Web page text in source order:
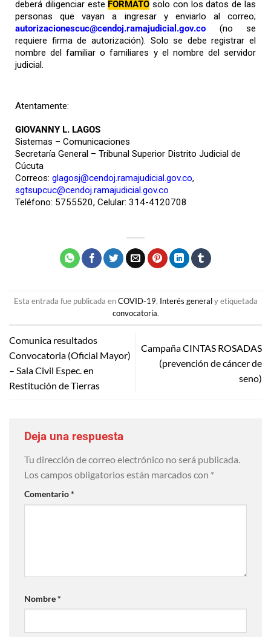
deberá diligenciar este FORMATO solo con los datos de las
personas que vayan a ingresar y enviarlo al correo;
autorizacionescuc@cendoj.ramajudicial.gov.co (no se
requiere firma de autorización). Solo se debe registrar el
nombre del familiar o familiares y el nombre del servidor
judicial.
Atentamente:
GIOVANNY L. LAGOS
Sistemas – Comunicaciones
Secretaría General – Tribunal Superior Distrito Judicial de
Cúcuta
Correos: glagosj@cendoj.ramajudicial.gov.co,
sgtsupcuc@cendoj.ramajudicial.gov.co
Teléfono: 5755520, Celular: 314-4120708
Esta entrada fue publicada enCOVID-19, Interés generaly etiquetada
convocatoria.
Comunica resultados
Convocatoria (Oficial Mayor)
– Sala Civil Espec. en
Restitución de Tierras
Campaña CINTAS ROSADAS
(prevención de cáncer de
seno)
Deja una respuesta
Tu dirección de correo electrónico no será publicada.
Los campos obligatorios están marcados con *
Comentario*
Nombre*